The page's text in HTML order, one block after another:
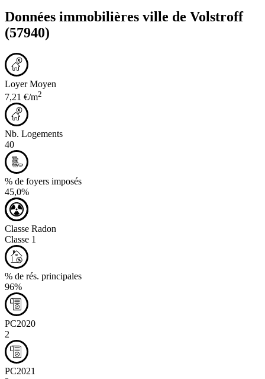
Données immobilières ville de Volstroff
(57940)
Loyer Moyen
7,21 €/m2
Nb. Logements
40
% de foyers imposés
45,0%
Classe Radon
Classe 1
% de rés. principales
96%
PC2020
2
PC2021